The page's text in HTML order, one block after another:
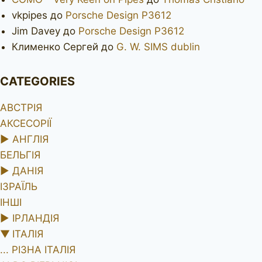
vkpipes до Porsche Design P3612
Jim Davey до Porsche Design P3612
Клименко Сергей до G. W. SIMS dublin
CATEGORIES
АВСТРІЯ
АКСЕСОРІЇ
► АНГЛІЯ
БЕЛЬГІЯ
► ДАНІЯ
ІЗРАЇЛЬ
ІНШІ
► ІРЛАНДІЯ
▼ ІТАЛІЯ
... РІЗНА ІТАЛІЯ